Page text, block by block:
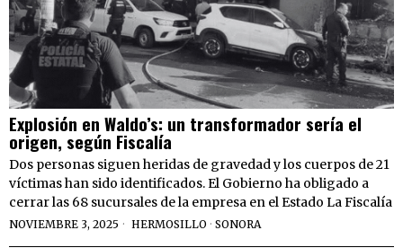
Explosión en Waldo’s: un transformador sería el
origen, según Fiscalía
Dos personas siguen heridas de gravedad y los cuerpos de 21
víctimas han sido identificados. El Gobierno ha obligado a
cerrar las 68 sucursales de la empresa en el Estado La Fiscalía
NOVIEMBRE 3, 2025 HERMOSILLO · SONORA